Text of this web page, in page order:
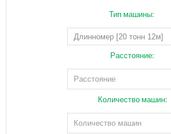
Тип машины:
Расстояние:
Количество машин: